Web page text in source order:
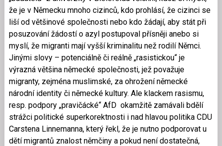
že je v Německu mnoho cizinců, kdo prohlásí, že cizinci se
liší od většinové společnosti nebo kdo žádají, aby stát při
posuzování žádostí o azyl postupoval přísněji anebo si
myslí, že migranti mají vyšší kriminalitu než rodilí Němci.
Jinými slovy – potenciálně či reálně „rasistickou“ je
výrazná většina německé společnosti, jež považuje
migranty, zejména muslimské, za ohrožení německé
národní identity či německé kultury. Ale klackem rasismu,
resp. podpory „pravičácké“ AfD okamžitě zamávali bdělí
strážci politické superkorektnosti i nad hlavou politika CDU
Carstena Linnemanna, který řekl, že je nutno podporovat u
dětí migrantů znalost němčiny a pokud není dostatečná,